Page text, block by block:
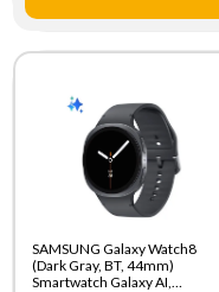
SAMSUNG Galaxy Watch8
(Dark Gray, BT, 44mm)
Smartwatch Galaxy AI,